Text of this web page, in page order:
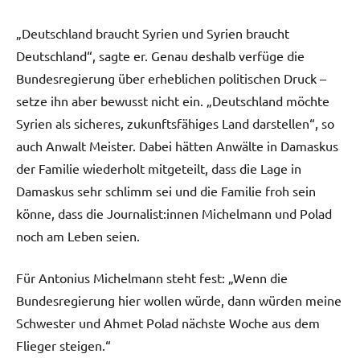
„Deutschland braucht Syrien und Syrien braucht
Deutschland“, sagte er. Genau deshalb verfüge die
Bundesregierung über erheblichen politischen Druck –
setze ihn aber bewusst nicht ein. „Deutschland möchte
Syrien als sicheres, zukunftsfähiges Land darstellen“, so
auch Anwalt Meister. Dabei hätten Anwälte in Damaskus
der Familie wiederholt mitgeteilt, dass die Lage in
Damaskus sehr schlimm sei und die Familie froh sein
könne, dass die Journalist:innen Michelmann und Polad
noch am Leben seien.
Für Antonius Michelmann steht fest: „Wenn die
Bundesregierung hier wollen würde, dann würden meine
Schwester und Ahmet Polad nächste Woche aus dem
Flieger steigen.“